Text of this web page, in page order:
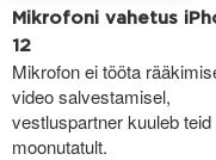
Mikrofoni vahetus
12
Mikrofon ei tööta
video salvestamisel,
vestluspartner kuuleb teid
moonutatult.